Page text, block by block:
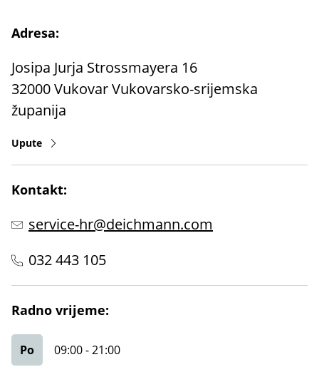
Adresa:
Josipa Jurja Strossmayera 16
32000VukovarVukovarsko-srijemska
županija
Upute
Kontakt:
service-hr@deichmann.com
032 443 105
Radno vrijeme:
Po 09:00-21:00